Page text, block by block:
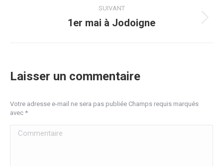
SUIVANT
Article
1er mai à Jodoigne
Laisser un commentaire
Votre adresse e-mail ne sera pas publiée Champs requis marqués
avec *
Commentaire